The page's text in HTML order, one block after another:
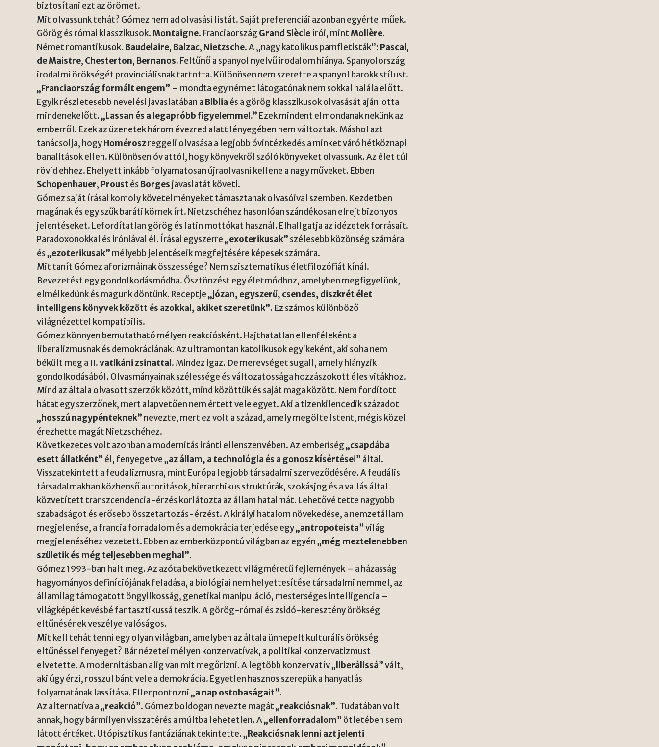
biztosítani ezt az örömet.
Mit olvassunk tehát? Gómez nem ad olvasási listát. Saját preferenciái azonban egyértelműek.
Görög és római klasszikusok.Montaigne. Franciaország Grand Siècleírói, mintMolière.
Német romantikusok. Baudelaire, Balzac, Nietzsche. A „nagy katolikus pamfletisták”: Pascal ,
de Maistre, Chesterton, Bernanos. Feltűnő a spanyol nyelvű irodalom hiánya. Spanyolország
irodalmi örökségét provinciálisnak tartotta. Különösen nem szerette a spanyol barokk stílust.
„Franciaország formált engem” – mondta egy német látogatónak nem sokkal halála előtt.
Egyik részletesebb nevelési javaslatában a Biblia és a görög klasszikusok olvasását ajánlotta
mindenekelőtt.„Lassan és a legapróbb figyelemmel.” Ezek mindent elmondanak nekünk az
emberről. Ezek az üzenetek három évezred alatt lényegében nem változtak. Máshol azt
tanácsolja, hogyHoméroszreggeli olvasása a legjobb óvintézkedés a minket váró hétköznapi
banalitások ellen. Különösen óv attól, hogy könyvekről szóló könyveket olvassunk. Az élet túl
rövid ehhez. Ehelyett inkább folyamatosan újraolvasni kellene a nagy műveket. Ebben
Schopenhauer, Proustés Borges javaslatát követi.
Gómez saját írásai komoly követelményeket támasztanak olvasóival szemben. Kezdetben
magának és egy szűk baráti körnek írt. Nietzschéhez hasonlóan szándékosan elrejt bizonyos
jelentéseket. Lefordítatlan görög és latin mottókat használ. Elhallgatja az idézetek forrásait.
Paradoxonokkal és iróniával él. Írásai egyszerre„exoterikusak” szélesebb közönség számára
és„ezoterikusak” mélyebb jelentéseik megfejtésére képesek számára.
Mit tanít Gómez aforizmáinak összessége? Nem szisztematikus életfilozófiát kínál.
Bevezetést egy gondolkodásmódba. Ösztönzést egy életmódhoz, amelyben megfigyelünk,
elmélkedünk és magunk döntünk. Receptje„józan, egyszerű, csendes, diszkrét élet
intelligens könyvek között és azokkal, akiket szeretünk”. Ez számos különböző
világnézettel kompatibilis.
Gómez könnyen bemutatható mélyen reakciósként. Hajthatatlan ellenféleként a
liberalizmusnak és demokráciának. Az ultramontan katolikusok egyikeként, aki soha nem
békült meg a II. vatikáni zsinattal . Mindez igaz. De merevséget sugall, amely hiányzik
gondolkodásából. Olvasmányainak szélessége és változatossága hozzászokott éles vitákhoz.
Mind az általa olvasott szerzők között, mind közöttük és saját maga között. Nem fordított
hátat egy szerzőnek, mert alapvetően nem értett vele egyet. Aki a tizenkilencedik századot
„hosszú nagypénteknek” nevezte, mert ez volt a század, amely megölte Istent, mégis közel
érezhette magát Nietzschéhez.
Következetes volt azonban a modernitás iránti ellenszenvében. Az emberiség„csapdába
esett állatként” él, fenyegetve„az állam, a technológia és a gonosz kísértései” által.
Visszatekintett a feudalizmusra, mint Európa legjobb társadalmi szerveződésére. A feudális
társadalmakban közbenső autoritások, hierarchikus struktúrák, szokásjog és a vallás által
közvetített transzcendencia-érzés korlátozta az állam hatalmát. Lehetővé tette nagyobb
szabadságot és erősebb összetartozás-érzést. A királyi hatalom növekedése, a nemzetállam
megjelenése, a francia forradalom és a demokrácia terjedése egy„antropoteista”világ
megjelenéséhez vezetett. Ebben az emberközpontú világban az egyén„még meztelenebben
születik és még teljesebben meghal”.
Gómez 1993-ban halt meg. Az azóta bekövetkezett világméretű fejlemények – a házasság
hagyományos definíciójának feladása, a biológiai nem helyettesítése társadalmi nemmel, az
államilag támogatott öngyilkosság, genetikai manipuláció, mesterséges intelligencia –
világképét kevésbé fantasztikussá teszik. A görög-római és zsidó-keresztény örökség
eltűnésének veszélye valóságos.
Mit kell tehát tenni egy olyan világban, amelyben az általa ünnepelt kulturális örökség
eltűnéssel fenyeget? Bár nézetei mélyen konzervatívak, a politikai konzervatizmust
elvetette. A modernitásban alig van mit megőrizni. A legtöbb konzervatív„liberálissá”vált,
aki úgy érzi, rosszul bánt vele a demokrácia. Egyetlen hasznos szerepük a hanyatlás
folyamatának lassítása. Ellenpontozni„a nap ostobaságait”.
Az alternatíva a„reakció”. Gómez boldogan nevezte magát„reakciósnak”. Tudatában volt
annak, hogy bármilyen visszatérés a múltba lehetetlen. A„ellenforradalom” ötletében sem
látott értéket. Utópisztikus fantáziának tekintette.„Reakciósnak lenni azt jelenti